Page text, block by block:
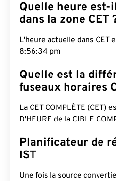
Quelle heure
dans la zone CET
L'heure actuelle dans CET
8:56:35 pm
Quelle est la
fuseaux horaires
La CET COMPLÈTE (CET)
D'HEURE de la CIBLE
Planificateur de
IST
Une fois la source